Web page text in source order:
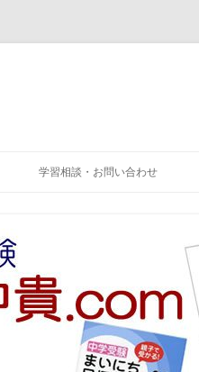
ン
テ
学習相談・お問い合わせ